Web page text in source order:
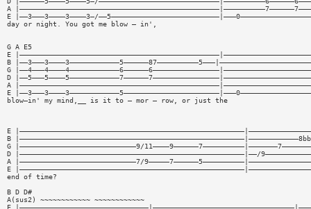
A
E |——3———3————3————3—/
day or night. You got me blow — in',
G A E5
E
B
G
D
A
E
blow—in' my mind,__ is it to — mor — row, or just the
E
B
G |————————————————————————————9/
D |——————————————————————————————————————————————————————|——/
A |————————————————————————————7/
E
end of time?
B D D#
A(sus2) ~~~~~~~~~~~~ ~~~~~~~~~~~~
E